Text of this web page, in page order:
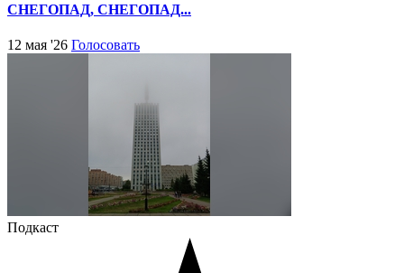
СНЕГОПАД, СНЕГОПАД...
12 мая '26 Голосовать
Подкаст